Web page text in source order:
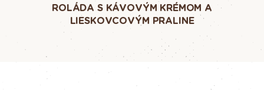
ROLÁDA S KÁVOVÝM KRÉMOM A
LIESKOVCOVÝM PRALINE